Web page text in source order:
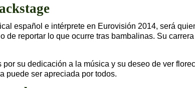
español e intérprete en Eurovisión 2014, será
de reportar lo que ocurre tras bambalinas. Su
su dedicación a la música y su deseo de ver
puede ser apreciada por todos.